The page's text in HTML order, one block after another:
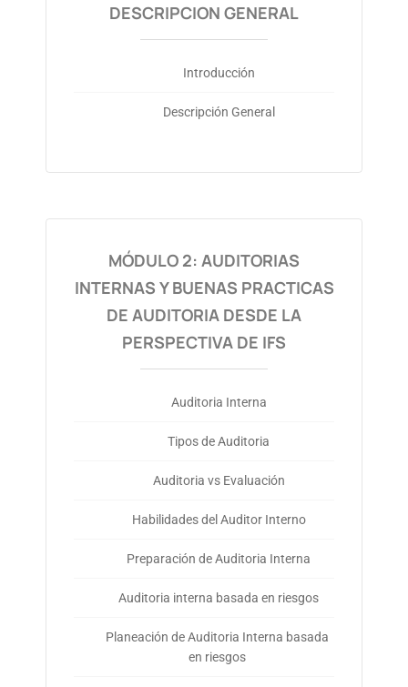
DESCRIPCION GENERAL
Introducción
Descripción General
MÓDULO 2: AUDITORIAS
INTERNAS Y BUENAS PRACTICAS
DE AUDITORIA DESDE LA
PERSPECTIVA DE IFS
Auditoria Interna
Tipos de Auditoria
Auditoria vs Evaluación
Habilidades del Auditor Interno
Preparación de Auditoria Interna
Auditoria interna basada en riesgos
Planeación de Auditoria Interna basada
en riesgos